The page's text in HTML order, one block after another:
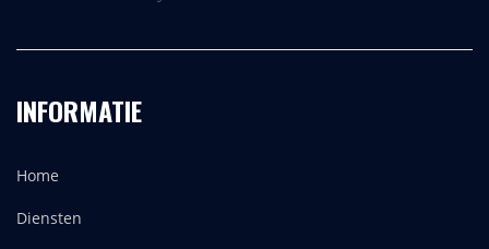
INFORMATIE
Home
Diensten